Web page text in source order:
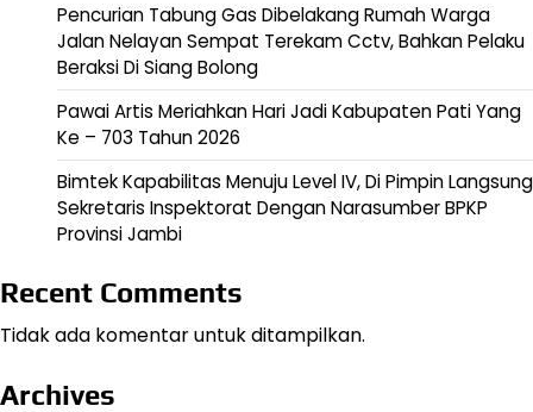
Pencurian Tabung Gas Dibelakang Rumah Warga
Jalan Nelayan Sempat Terekam Cctv, Bahkan Pelaku
Beraksi Di Siang Bolong
Pawai Artis Meriahkan Hari Jadi Kabupaten Pati Yang
Ke – 703 Tahun 2026
Bimtek Kapabilitas Menuju Level IV, Di Pimpin Langsung
Sekretaris Inspektorat Dengan Narasumber BPKP
Provinsi Jambi
Recent Comments
Tidak ada komentar untuk ditampilkan.
Archives